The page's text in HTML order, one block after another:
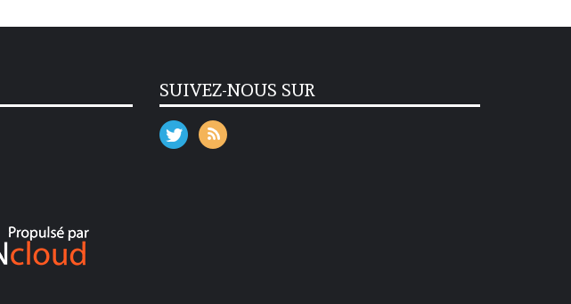
SUIVEZ-NOUS SUR